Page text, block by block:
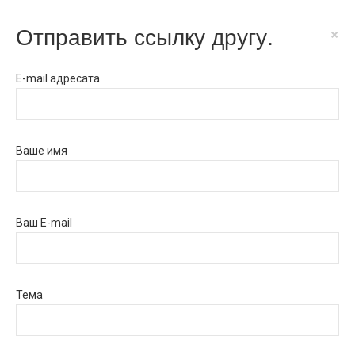
Отправить ссылку другу. ×
E-mail адресата
Ваше имя
Ваш E-mail
Тема